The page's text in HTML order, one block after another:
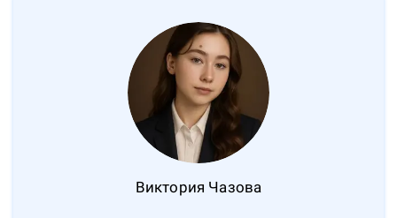
Виктория Чазова